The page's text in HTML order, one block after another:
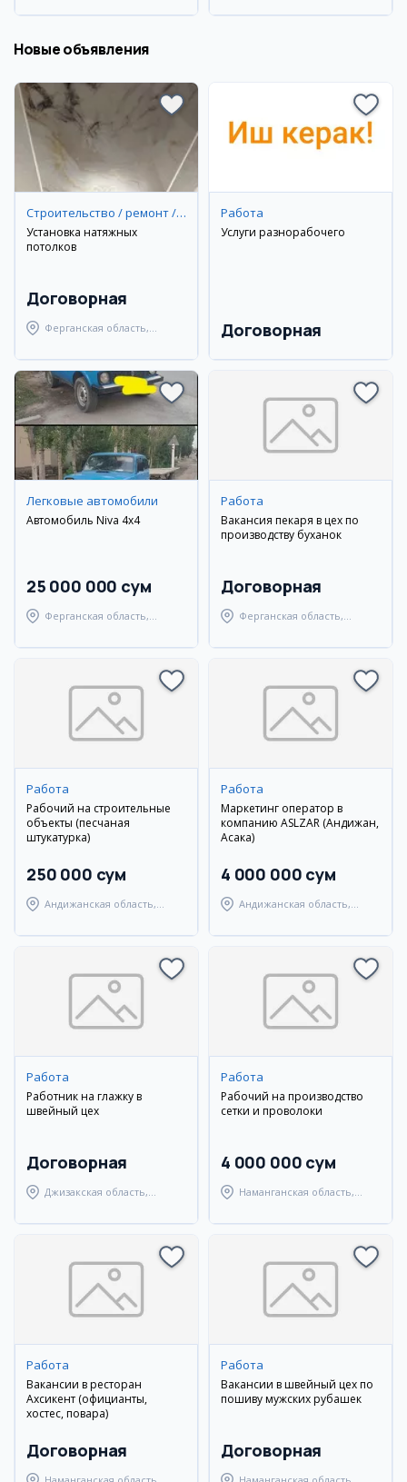
Новые объявления
Строительство / ремонт / уборка
Установка натяжных
потолков
Договорная
Ферганская область,
Работа
Услуги разнорабочего
Договорная
Легковые автомобили
Автомобиль Niva 4x4
25 000 000 сум
Ферганская область,
Работа
Вакансия пекаря в цех по
производству буханок
Договорная
Ферганская область,
Работа
Рабочий на строительные
объекты (песчаная
штукатурка)
250 000 сум
Андижанская область,
Работа
Маркетинг оператор в
компанию ASLZAR (Андижан,
Асака)
4 000 000 сум
Андижанская область,
Работа
Работник на глажку в
швейный цех
Договорная
Джизакская область,
Работа
Рабочий на производство
сетки и проволоки
4 000 000 сум
Наманганская область,
Работа
Вакансии в ресторан
Ахсикент (официанты,
хостес, повара)
Договорная
Работа
Вакансии в швейный цех по
пошиву мужских рубашек
Договорная